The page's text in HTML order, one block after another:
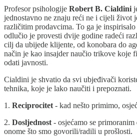
Profesor psihologije Robert B. Cialdini
jednostavno ne znaju reći ne i cijeli život
različitim prodavcima. To ga je
odlučio je provesti dvije godine radeći
cilj da ubijede klijente, od konobara do
način je kao insajder naučio trikove koje
odati javnosti.
Cialdini je shvatio da svi ubjeđivači
tehnika, koje je lako naučiti i prepoznati.
1. Reciprocitet - kad nešto primimo,
2. Dosljednost - osjećamo se
onome što smo govorili/radili u prošlosti.